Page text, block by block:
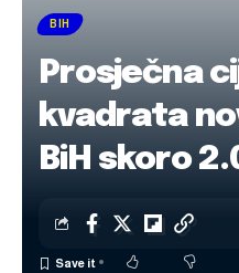
BIH
Prosječna
kvadrata
BiH skoro